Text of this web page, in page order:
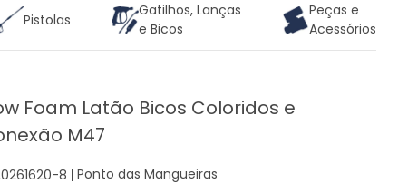
Pistolas
Gatilhos, Lanças
e Bicos
Peças e
Acessórios
Foam Latão Bicos Coloridos e
M47
8 Ponto das Mangueiras